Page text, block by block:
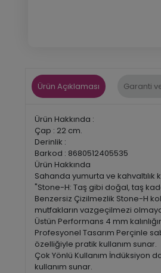
Ürün Açıklaması Garanti
Ürün Hakkında :
Çap : 22 cm.
Derinlik :
Barkod : 8680512405535
Ürün Hakkında
Sahanda yumurta ve
"Stone-H: Taş gibi doğal, taş
Benzersiz Çizilmezlik Stone-H
mutfakların vazgeçilmezi
Üstün Performans 4 mm
Profesyonel Tasarım Perçinle
özelliğiyle pratik kullanım sunar.
Çok Yönlü Kullanım İndüksiyon
kullanım sunar.